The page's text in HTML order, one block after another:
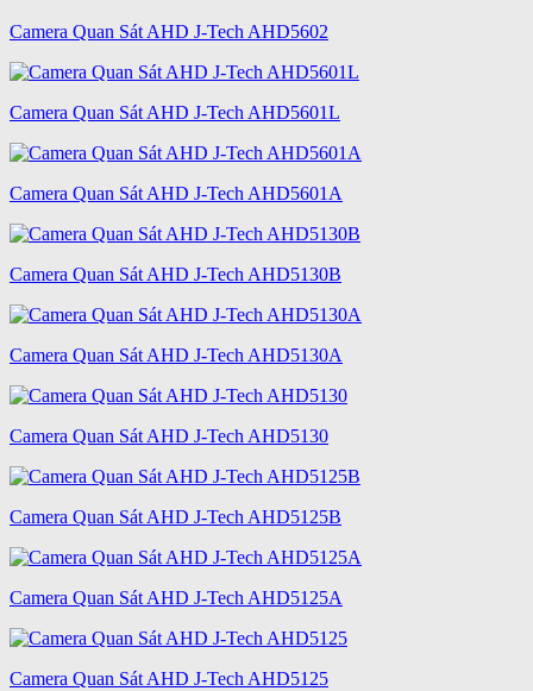
Camera Quan Sát AHD J-Tech AHD5602
Camera Quan Sát AHD J-Tech AHD5601L
Camera Quan Sát AHD J-Tech AHD5601A
Camera Quan Sát AHD J-Tech AHD5130B
Camera Quan Sát AHD J-Tech AHD5130A
Camera Quan Sát AHD J-Tech AHD5130
Camera Quan Sát AHD J-Tech AHD5125B
Camera Quan Sát AHD J-Tech AHD5125A
Camera Quan Sát AHD J-Tech AHD5125